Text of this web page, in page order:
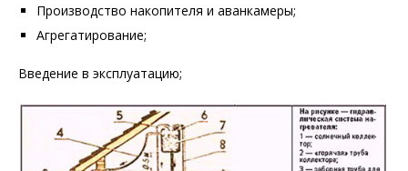
Производство накопителя и аванкамеры;
Агрегатирование;
Введение в эксплуатацию;